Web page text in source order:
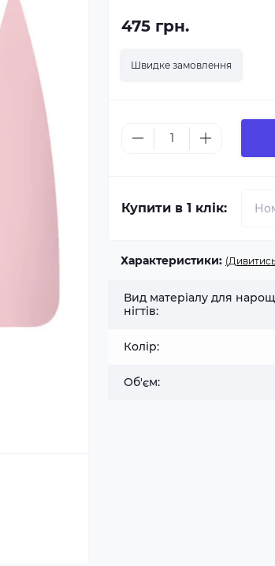
475 грн.
Швидке замовлення
Купити в 1 клік:
Характеристики:
Вид матеріалу для
нігтів:
Колір:
Об'єм: